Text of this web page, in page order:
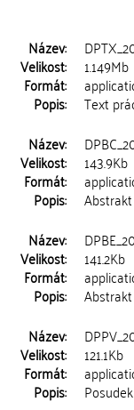
Název:
Velikost: 1.149Mb
Formát:
Popis: Text
Název:
Velikost: 143.9Kb
Formát:
Popis: Abstrakt
Název:
Velikost: 141.2Kb
Formát:
Popis:
Název:
Velikost: 121.1Kb
Formát:
Popis: